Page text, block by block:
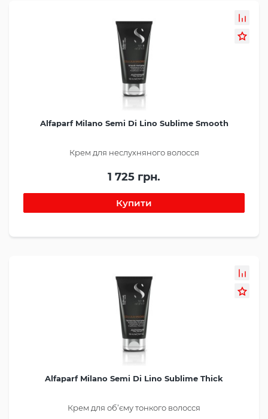
Alfaparf Milano Semi Di Lino Sublime Smooth
Крем для неслухняного волосся
1 725 грн.
Alfaparf Milano Semi Di Lino Sublime Thick
Крем для об’єму тонкого волосся